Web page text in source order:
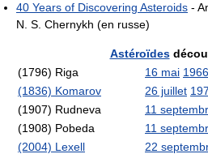
40 Years of Discovering Asteroids -
N. S. Chernykh (en russe)
Astéroïdes
(1796) Riga
16 mai 1966
(1836) Komarov
26 juillet
(1907) Rudneva
11
(1908) Pobeda
11
(2004) Lexell
22